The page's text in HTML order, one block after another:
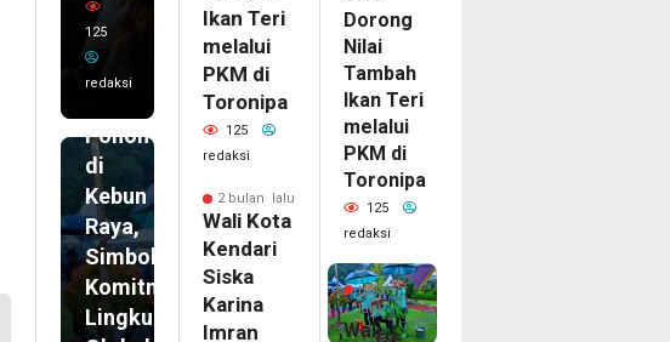
125
redaksi
UCLG
ASPAC
2026
Pohon
di
Kebun
Raya,
Simbol
Komitmen
Lingkungan
Ikan Teri
melalui
PKM di
Toronipa
125
redaksi
2 bulan lalu
Wali Kota
Kendari
Siska
Karina
Imran
Dorong
Nilai
Tambah
Ikan Teri
melalui
PKM di
Toronipa
125
redaksi
2
bulan
lalu
Wali